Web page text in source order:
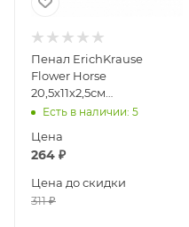
Пенал ErichKrause
Flower Horse
20,5х11х2,5см
прямоугольный текстиль
Есть в наличии: 5
Цена
264 ₽
Цена до скидки
311₽